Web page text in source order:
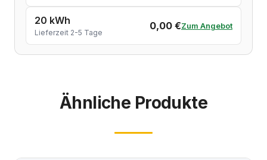
20 kWh
Lieferzeit 2-5 Tage
0,00 €Zum Angebot
Ähnliche Produkte